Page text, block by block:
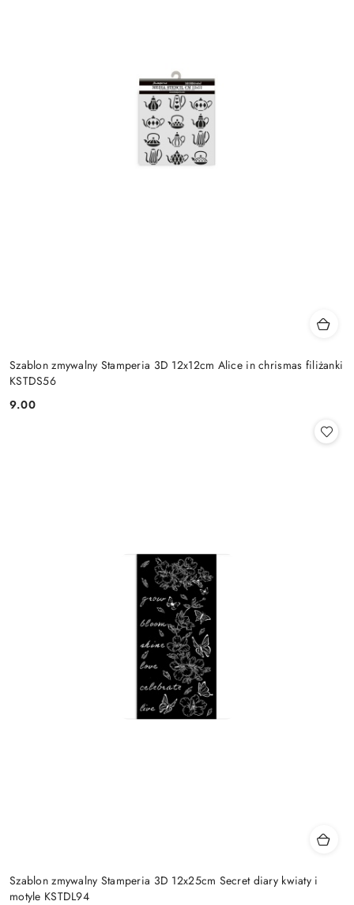
Szablon zmywalny Stamperia 3D 12x12cm Alice in chrismas filiżanki
KSTDS56
Cena:
9.00
Szablon zmywalny Stamperia 3D 12x25cm Secret diary kwiaty i
motyle KSTDL94